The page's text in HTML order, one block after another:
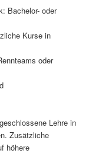
Bachelor- oder
Kurse in
oder
Lehre in
Zusätzliche
höhere